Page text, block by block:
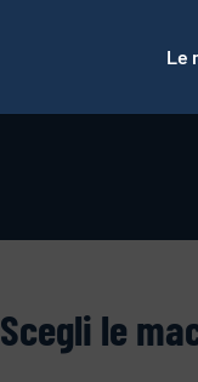
Le
Scegli le